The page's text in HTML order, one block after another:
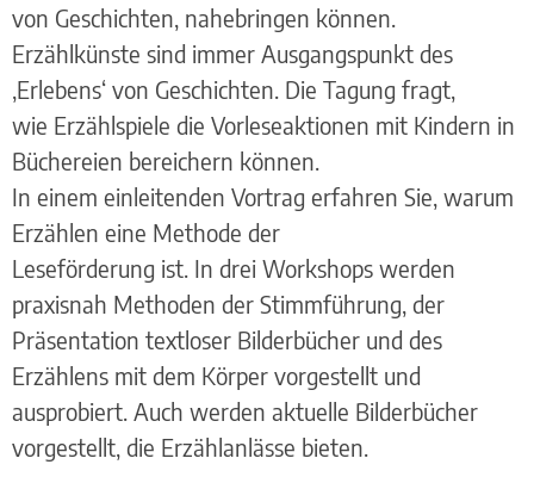
von Geschichten, nahebringen können.
Erzählkünste sind immer Ausgangspunkt des
‚Erlebens‘ von Geschichten. Die Tagung fragt,
wie Erzählspiele die Vorleseaktionen mit Kindern in
Büchereien bereichern können.
In einem einleitenden Vortrag erfahren Sie, warum
Erzählen eine Methode der
Leseförderung ist. In drei Workshops werden
praxisnah Methoden der Stimmführung, der
Präsentation textloser Bilderbücher und des
Erzählens mit dem Körper vorgestellt und
ausprobiert. Auch werden aktuelle Bilderbücher
vorgestellt, die Erzählanlässe bieten.